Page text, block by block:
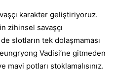
karakter geliştiriyoruz.
zihinsel savaşçı
slotların tek dolaşmaması
Vadisi’ne gitmeden
mavi potları stoklamalısınız.